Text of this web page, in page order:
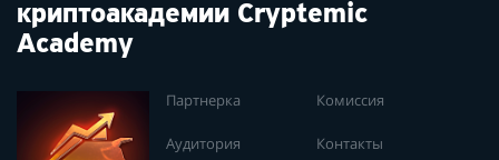
криптоакадемии Cryptemic
Academy
Партнерка Комиссия
Аудитория Контакты